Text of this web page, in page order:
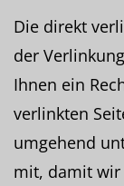
Die direkt
der
Ihnen ein
verlinkten
umgehend
mit, damit wir